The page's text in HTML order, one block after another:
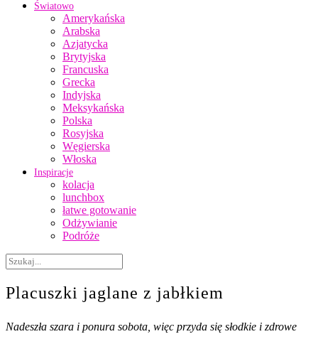
Światowo
Amerykańska
Arabska
Azjatycka
Brytyjska
Francuska
Grecka
Indyjska
Meksykańska
Polska
Rosyjska
Węgierska
Włoska
Inspiracje
kolacja
lunchbox
łatwe gotowanie
Odżywianie
Podróże
Placuszki jaglane z jabłkiem
Nadeszła szara i ponura sobota, więc przyda się słodkie i zdrowe